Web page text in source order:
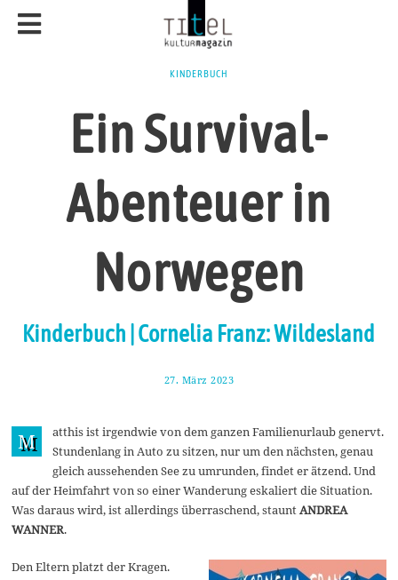
KINDERBUCH
Ein Survival-
Abenteuer in
Norwegen
Kinderbuch | Cornelia Franz: Wildesland
27. März 2023
r
l
2
0
2
3
M
atthis ist irgendwie von dem ganzen Familienurlaub genervt.
Stundenlang in Auto zu sitzen, nur um den nächsten, genau
gleich aussehenden See zu umrunden, findet er ätzend. Und
auf der Heimfahrt von so einer Wanderung eskaliert die Situation.
Was daraus wird, ist allerdings überraschend, staunt ANDREA
WANNER.
Den Eltern platzt der Kragen.